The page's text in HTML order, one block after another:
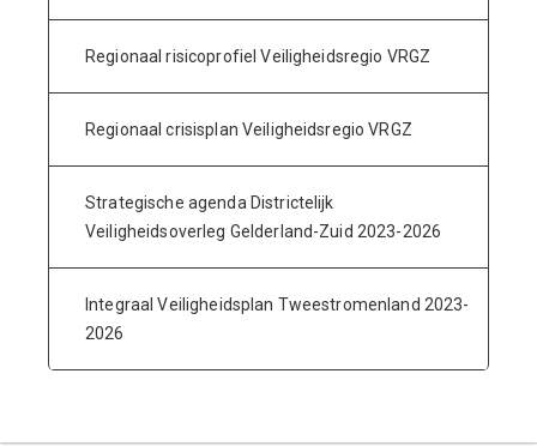
Regionaal risicoprofiel Veiligheidsregio VRGZ
Regionaal crisisplan Veiligheidsregio VRGZ
Strategische agenda Districtelijk
Veiligheidsoverleg Gelderland-Zuid 2023-2026
Integraal Veiligheidsplan Tweestromenland 2023-
2026